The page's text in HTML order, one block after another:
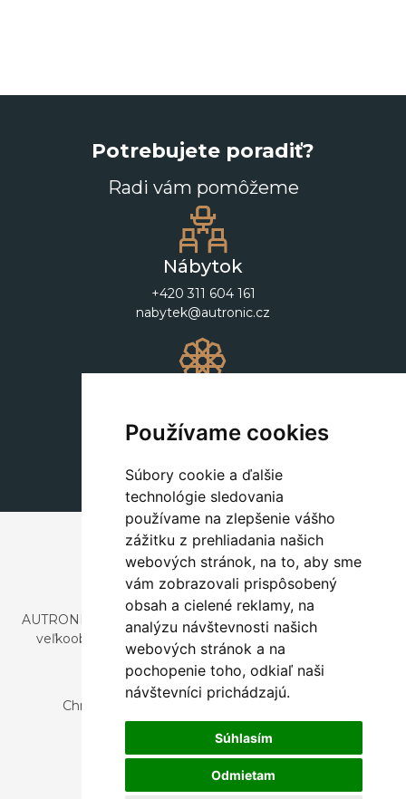
Používame cookies
Súbory cookie a ďalšie
technológie sledovania
používame na zlepšenie vášho
zážitku z prehliadania našich
webových stránok, na to, aby sme
vám zobrazovali prispôsobený
obsah a cielené reklamy, na
analýzu návštevnosti našich
webových stránok a na
pochopenie toho, odkiaľ naši
návštevníci prichádzajú.
Súhlasím
Odmietam
Potrebujete poradiť?
Radi vám pomôžeme
Nábytok
+420 311 604 161
nabytek@autronic.cz
+420 311 604 182
dekorace@autronic.cz
AUTRONIC, s.r.o. je spoločnosť zaoberajúca sa dovozom a
veľkoobchodným predajom dizajnového aj štýlového
nábytku a dekorácií.
Česká republika
Chrustenice 270, 267 12 Loděnice u Berouna
Slovensko
Nová 366, 032 02 Závažná Poruba